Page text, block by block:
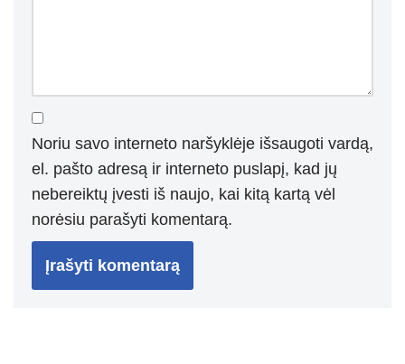
Noriu savo interneto naršyklėje išsaugoti vardą,
el. pašto adresą ir interneto puslapį, kad jų
nebereiktų įvesti iš naujo, kai kitą kartą vėl
norėsiu parašyti komentarą.